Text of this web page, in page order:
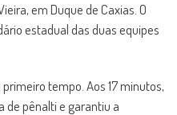
em Duque de Caxias. O
estadual das duas equipes
tempo. Aos 17 minutos,
de pênalti e garantiu a